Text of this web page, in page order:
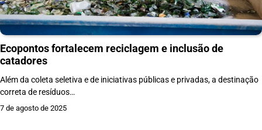
Ecopontos fortalecem reciclagem e inclusão de
catadores
Além da coleta seletiva e de iniciativas públicas e privadas, a destinação
correta de resíduos…
7 de agosto de 2025